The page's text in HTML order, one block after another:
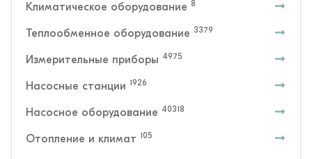
Климатическое оборудование 8
Теплообменное оборудование 3379
Измерительные приборы 4975
Насосные станции 1926
Насосное оборудование 40318
Отопление и климат 105